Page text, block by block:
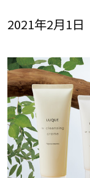
2021年2月1日